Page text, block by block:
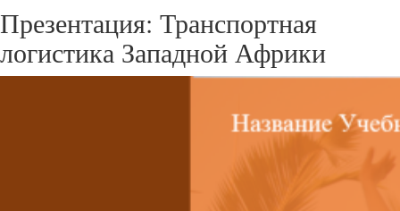
Презентация: Транспортная
логистика Западной Африки